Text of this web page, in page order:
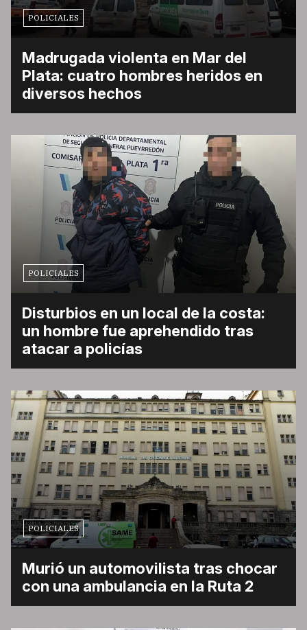
POLICIALES
Madrugada violenta en Mar del
Plata: cuatro hombres heridos en
diversos hechos
POLICIALES
Disturbios en un local de la costa:
un hombre fue aprehendido tras
atacar a policías
POLICIALES
Murió un automovilista tras chocar
con una ambulancia en la Ruta 2